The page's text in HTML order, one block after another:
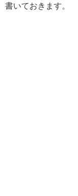
書いておきます。